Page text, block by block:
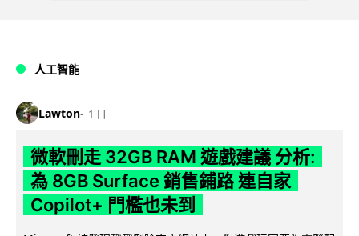
人工智能
Lawton 1 日
微軟刪走 32GB RAM 遊戲建議 分析:
為 8GB Surface 銷售鋪路 連自家
Copilot+ 門檻也未到